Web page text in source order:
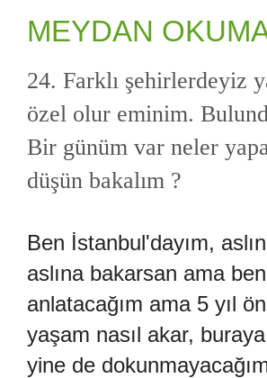
MEYDAN
24. Farklı şehirlerdeyiz
özel olur eminim.
Bir günüm var neler
düşün bakalım ?
Ben İstanbul'dayım,
aslına bakarsan ama
anlatacağım ama 5 yıl
yaşam nasıl akar,
yine de